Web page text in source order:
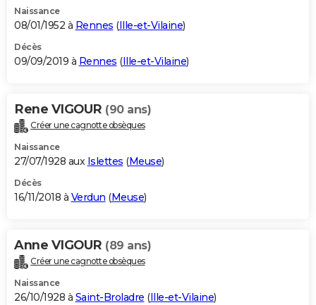
Naissance
08/01/1952 à Rennes (Ille-et-Vilaine)
Décès
09/09/2019 à Rennes (Ille-et-Vilaine)
Rene VIGOUR (90 ans)
Créer une cagnotte obsèques
Naissance
27/07/1928 aux Islettes (Meuse)
Décès
16/11/2018 à Verdun (Meuse)
Anne VIGOUR (89 ans)
Créer une cagnotte obsèques
Naissance
26/10/1928 à Saint-Broladre (Ille-et-Vilaine)